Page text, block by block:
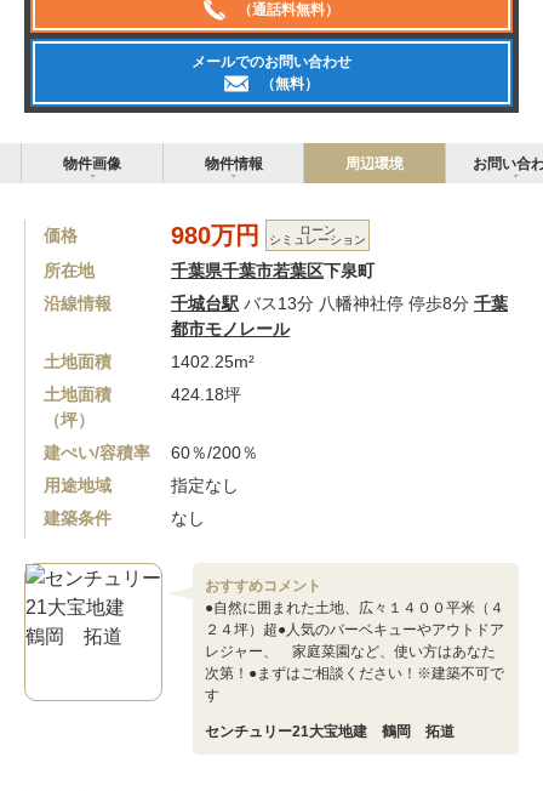
（通話料無料）
メールでのお問い合わせ
（無料）
物件画像 物件情報 周辺環境 お問い合
価格 980万円 ローン
シミュレーション
所在地 千葉県千葉市若葉区下泉町
沿線情報
千城台駅 バス13分 八幡神社停 停歩8分 千葉
都市モノレール
土地面積
1402.25m²
土地面積
（坪）
424.18坪
建ぺい/容積率
60％/200％
用途地域
指定なし
建築条件
なし
おすすめコメント
●自然に囲まれた土地、広々１４００平米（４
２４坪）超●人気のバーベキューやアウトドア
レジャー、 家庭菜園など、使い方はあなた
次第！●まずはご相談ください！※建築不可で
す
センチュリー21大宝地建 鶴岡 拓道